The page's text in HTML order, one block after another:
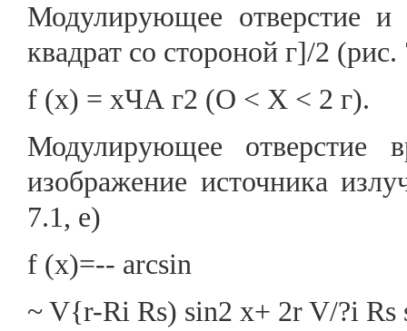
Модулирующее отверстие и
квадрат со стороной г]/2
f (х) = хЧА г2 (О < X < 2 г).
Модулирующее отверстие
изображение источника
7.1, е)
f (х)=-- arcsin
~ V{r-Ri Rs) sin2 x+ 2r V/?i Rs